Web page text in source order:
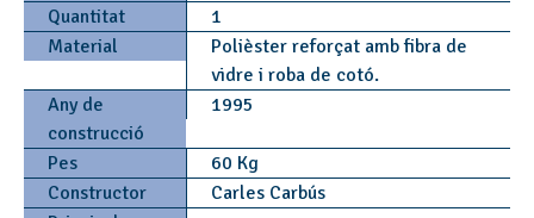
Quantitat
1
Material
Polièster reforçat amb fibra de
vidre i roba de cotó.
Any de
construcció
1995
Pes
60 Kg
Constructor
Carles Carbús